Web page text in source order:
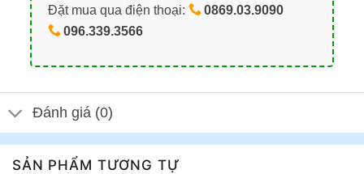
Đặt mua qua điện thoại:
0869.03.9090
096.339.3566
Đánh giá (0)
SẢN PHẨM TƯƠNG TỰ